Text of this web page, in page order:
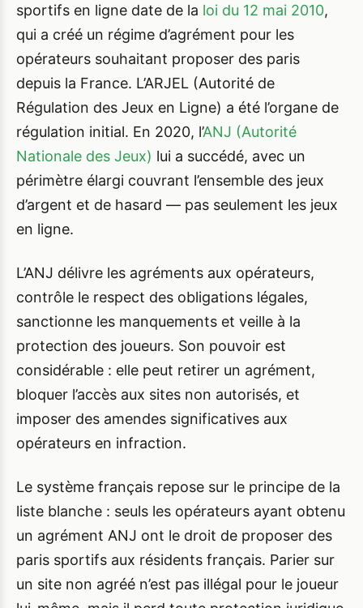
sportifs en ligne date de la loi du 12 mai 2010,
qui a créé un régime d’agrément pour les
opérateurs souhaitant proposer des paris
depuis la France. L’ARJEL (Autorité de
Régulation des Jeux en Ligne) a été l’organe de
régulation initial. En 2020, l’ANJ (Autorité
Nationale des Jeux) lui a succédé, avec un
périmètre élargi couvrant l’ensemble des jeux
d’argent et de hasard — pas seulement les jeux
en ligne.
L’ANJ délivre les agréments aux opérateurs,
contrôle le respect des obligations légales,
sanctionne les manquements et veille à la
protection des joueurs. Son pouvoir est
considérable : elle peut retirer un agrément,
bloquer l’accès aux sites non autorisés, et
imposer des amendes significatives aux
opérateurs en infraction.
Le système français repose sur le principe de la
liste blanche : seuls les opérateurs ayant obtenu
un agrément ANJ ont le droit de proposer des
paris sportifs aux résidents français. Parier sur
un site non agréé n’est pas illégal pour le joueur